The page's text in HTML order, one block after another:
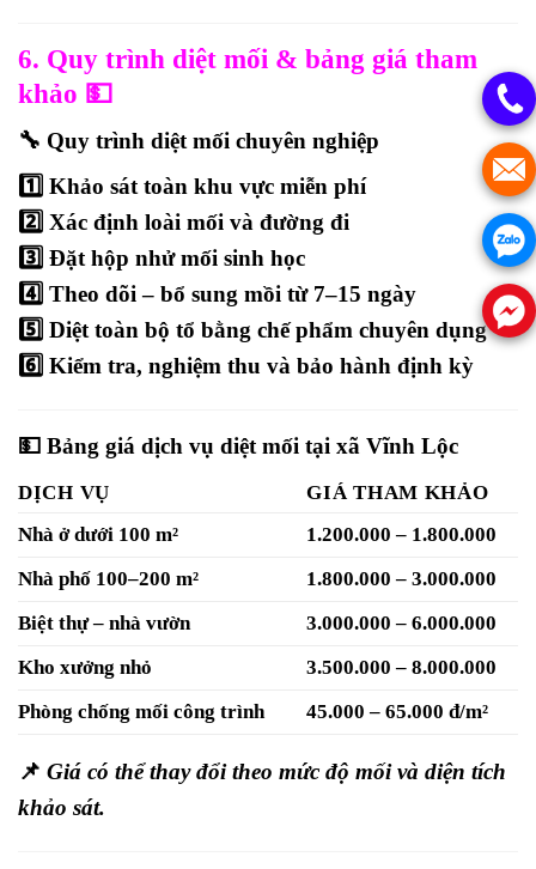
6. Quy trình diệt mối & bảng giá tham
khảo 💵
🔧 Quy trình diệt mối chuyên nghiệp
1️⃣ Khảo sát toàn khu vực miễn phí
2️⃣ Xác định loài mối và đường đi
3️⃣ Đặt hộp nhử mối sinh học
4️⃣ Theo dõi – bổ sung mồi từ 7–15 ngày
5️⃣ Diệt toàn bộ tổ bằng chế phẩm chuyên dụng
6️⃣ Kiểm tra, nghiệm thu và bảo hành định kỳ
💵 Bảng giá dịch vụ diệt mối tại xã Vĩnh Lộc
DỊCH VỤ
GIÁ THAM KHẢO
Nhà ở dưới 100 m²
1.200.000 – 1.800.000
Nhà phố 100–200 m²
1.800.000 – 3.000.000
Biệt thự – nhà vườn
3.000.000 – 6.000.000
Kho xưởng nhỏ
3.500.000 – 8.000.000
Phòng chống mối công trình
45.000 – 65.000 đ/m²
📌 Giá có thể thay đổi theo mức độ mối và diện tích
khảo sát.